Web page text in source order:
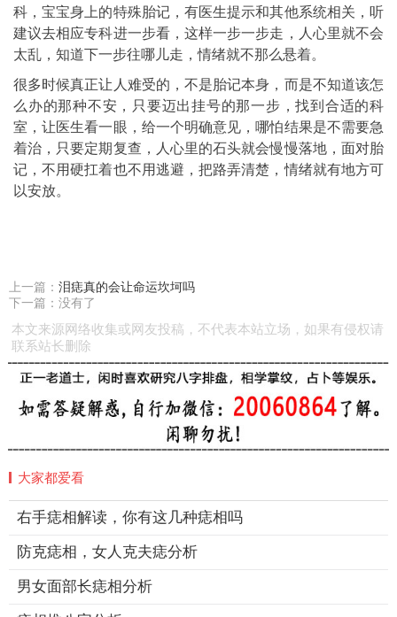
科，宝宝身上的特殊胎记，有医生提示和其他系统相关，听
建议去相应专科进一步看，这样一步一步走，人心里就不会
太乱，知道下一步往哪儿走，情绪就不那么悬着。
很多时候真正让人难受的，不是胎记本身，而是不知道该怎
么办的那种不安，只要迈出挂号的那一步，找到合适的科
室，让医生看一眼，给一个明确意见，哪怕结果是不需要急
着治，只要定期复查，人心里的石头就会慢慢落地，面对胎
记，不用硬扛着也不用逃避，把路弄清楚，情绪就有地方可
以安放。
上一篇： 泪痣真的会让命运坎坷吗
下一篇：没有了
本文来源网络收集或网友投稿，不代表本站立场，如果有侵权请
联系站长删除
大家都爱看
右手痣相解读，你有这几种痣相吗
防克痣相，女人克夫痣分析
男女面部长痣相分析